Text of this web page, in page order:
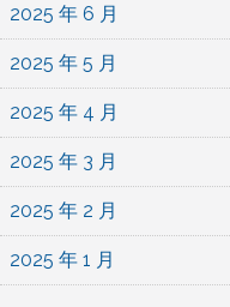
2025 年 6 月
2025 年 5 月
2025 年 4 月
2025 年 3 月
2025 年 2 月
2025 年 1 月